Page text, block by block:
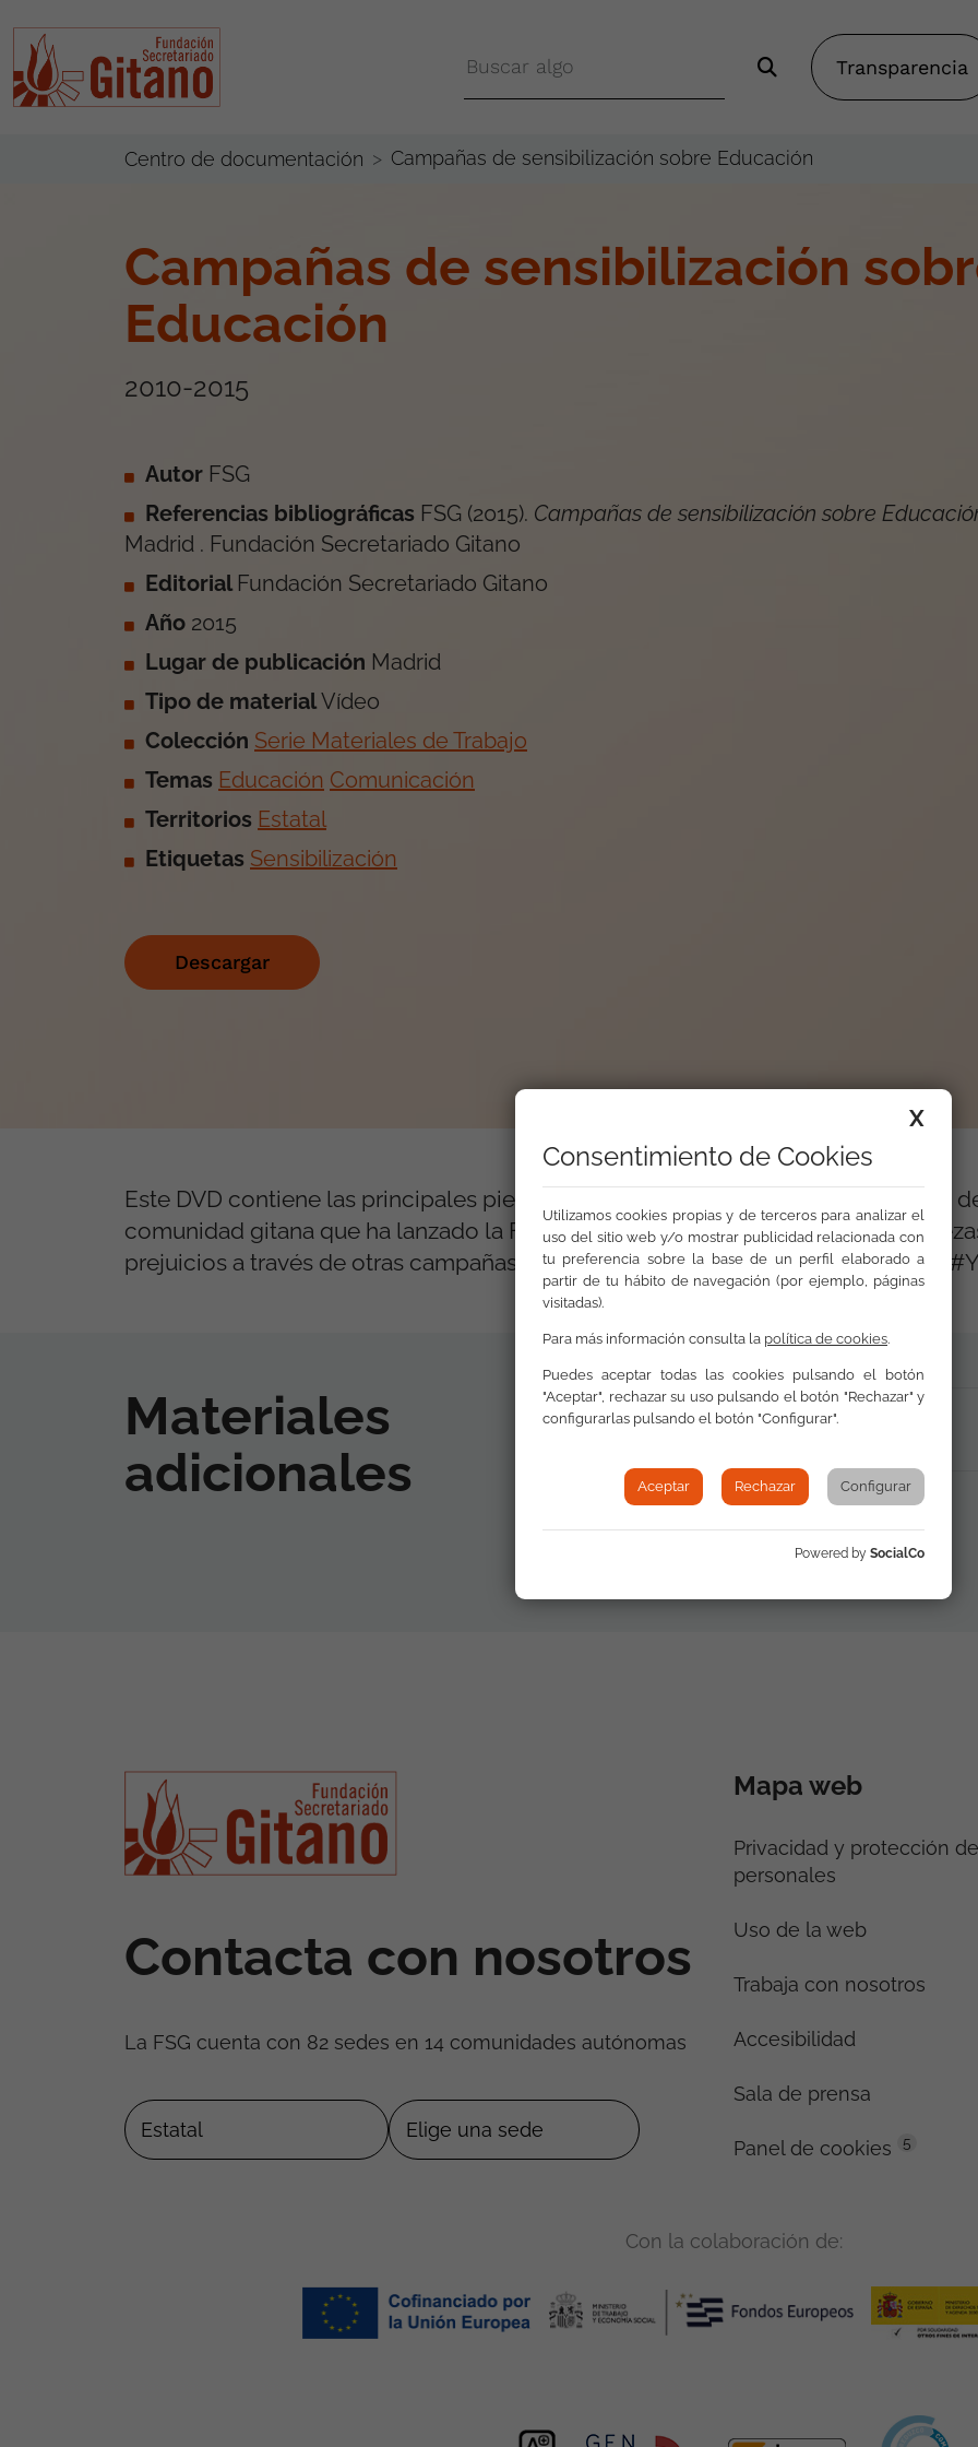
Transparencia
Centro de documentación Campañas de sensibilización sobre Educación
Campañas de sensibilización
Educación
2010-2015
Autor FSG
Referencias bibliográficas FSG (2015). Campañas de sensibilización sobre
Madrid . Fundación Secretariado Gitano
Editorial Fundación Secretariado Gitano
Año 2015
Lugar de publicación Madrid
Tipo de material Vídeo
Colección Serie Materiales de Trabajo
Temas Educación Comunicación
Territorios Estatal
Etiquetas Sensibilización
Descargar
Este DVD contiene las principales piezas audiovisuales de las cuatro campañas
comunidad gitana que ha lanzado la FSG entre 2010 y 2015. Incluye también
prejuicios a través de otras campañas como "Conócelos antes de Juzgarlos" o
Materiales
adicionales
Imagen ISO DVD
Contacta con nosotros
La FSG cuenta con 82 sedes en 14 comunidades autónomas
Mapa web
Privacidad y protección
personales
Uso de la web
Trabaja con nosotros
Accesibilidad
Sala de prensa
Panel de cookies 5
Con la colaboración de:
X
Consentimiento de Cookies
Utilizamos cookies propias y de terceros para analizar el
uso del sitio web y/o mostrar publicidad relacionada con
tu preferencia sobre la base de un perfil elaborado a
partir de tu hábito de navegación (por ejemplo, páginas
visitadas).
Para más información consulta la política de cookies.
Puedes aceptar todas las cookies pulsando el botón
"Aceptar", rechazar su uso pulsando el botón "Rechazar" y
configurarlas pulsando el botón "Configurar".
Aceptar Rechazar Configurar
Powered by SocialCo